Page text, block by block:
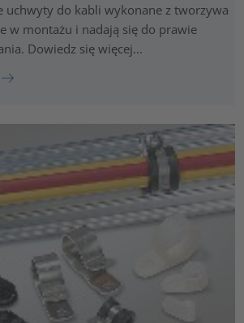
uchwyty do kabli wykonane z tworzywa
w montażu i nadają się do prawie
Dowiedz się więcej...